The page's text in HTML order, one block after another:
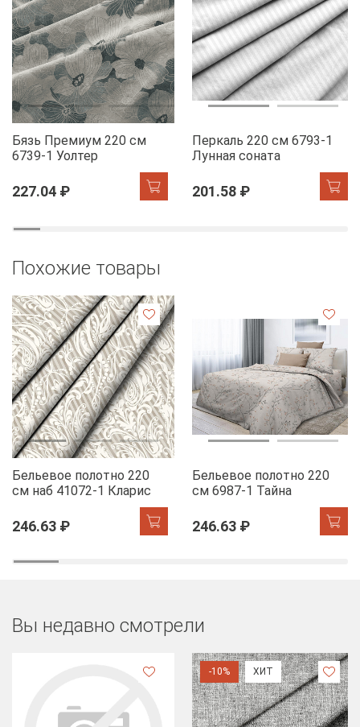
Бязь Премиум 220 см
6739-1 Уолтер
227.04 ₽
Перкаль 220 см 6793-1
Лунная соната
201.58 ₽
Похожие товары
Бельевое полотно 220
см наб 41072-1 Кларис
246.63 ₽
Бельевое полотно 220
см 6987-1 Тайна
246.63 ₽
Вы недавно смотрели
-10% ХИТ